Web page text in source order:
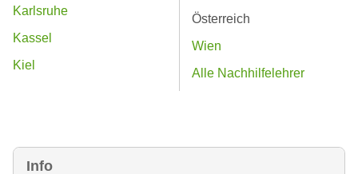
Info
Karlsruhe
Kassel
Kiel
Österreich
Wien
Alle Nachhilfelehrer